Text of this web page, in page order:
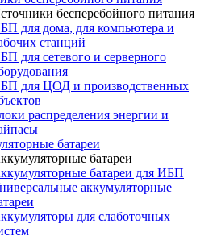
бесперебойного питания
для дома, для компьютера и
станций
для сетевого и серверного
для ЦОД и производственных
распределения энергии и
батареи
батареи
батареи для ИБП
аккумуляторные
для слаботочных